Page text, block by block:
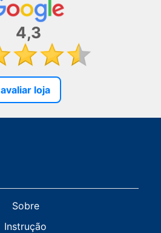
4,3
avaliar loja
Sobre
Instrução